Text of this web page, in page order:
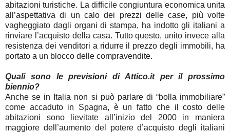
abitazioni turistiche. La difficile congiuntura economica unita
all’aspettativa di un calo dei prezzi delle case, più volte
vagheggiato dagli organi di stampa, ha indotto gli italiani a
rinviare l’acquisto della casa. Tutto questo, unito invece alla
resistenza dei venditori a ridurre il prezzo degli immobili, ha
portato a un blocco delle compravendite.
Quali sono le previsioni di Attico.it per il prossimo
biennio?
Anche se in Italia non si può parlare di “bolla immobiliare”
come accaduto in Spagna, è un fatto che il costo delle
abitazioni sono lievitate all’inizio del 2000 in maniera
maggiore dell’aumento del potere d’acquisto degli italiani